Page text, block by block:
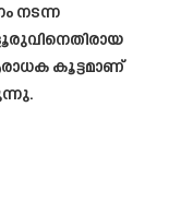
നടന്ന
കൂട്ടമാണ്